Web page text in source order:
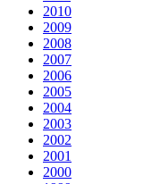
2010
2009
2008
2007
2006
2005
2004
2003
2002
2001
2000